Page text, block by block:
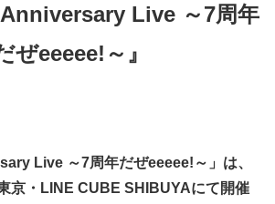
Anniversary Live ～7周年
ぜeeeee!～』
Live ～7周年だぜeeeee!～」は、
京・LINE CUBE SHIBUYAにて開催